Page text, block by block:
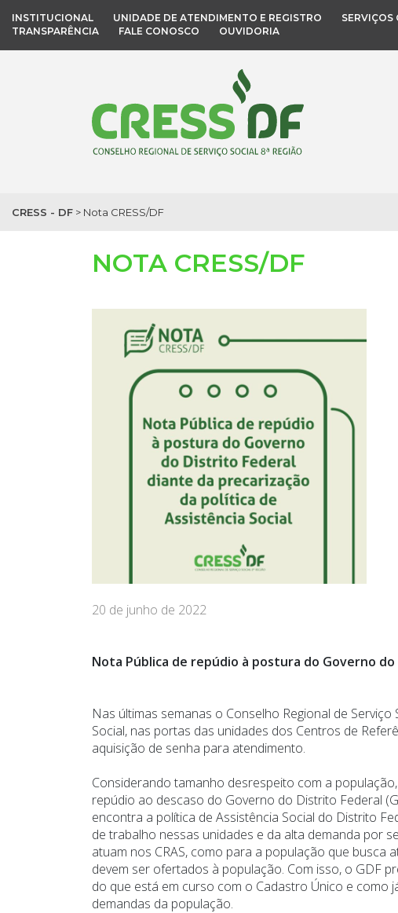
INSTITUCIONAL UNIDADE DE ATENDIMENTO E REGISTRO SERVIÇOS
TRANSPARÊNCIA
FALE CONOSCO OUVIDORIA
CRESS - DF > Nota CRESS/DF
NOTA CRESS/DF
20 de junho de 2022
Nota Pública de repúdio à postura do Governo
Nas últimas semanas o Conselho Regional de
Social, nas portas das unidades dos Centros de
aquisição de senha para atendimento.
Considerando tamanho desrespeito com a
repúdio ao descaso do Governo do Distrito Federal
encontra a política de Assistência Social do Distrito
de trabalho nessas unidades e da alta demanda por
atuam nos CRAS, como para a população que
devem ser ofertados à população. Com isso, o GDF
do que está em curso com o Cadastro Único e como
demandas da população.